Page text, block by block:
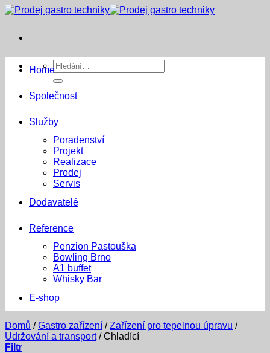
Přeskočit
Hledat:
Home
Společnost
Služby
Poradenství
Projekt
Realizace
Prodej
Servis
Dodavatelé
Reference
Penzion Pastouška
Bowling Brno
A1 buffet
Whisky Bar
E-shop
Domů / Gastro zařízení / Zařízení pro tepelnou úpravu /
Udržování a transport /Chladící
Filtr